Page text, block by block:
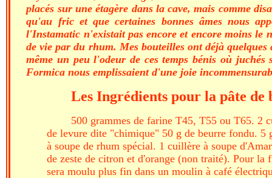
placés sur une étagère dans la cave, mais comme
qu'au fric et que certaines bonnes âmes nous
l'Instamatic n'existait pas encore et encore moins
de vie par du rhum. Mes bouteilles ont déjà
même un peu l'odeur de ces temps bénis où
Formica nous emplissaient d'une joie
Les Ingrédients pour la pâte de
500 grammes de farine T45, T55 ou T65. 2
de levure dite "chimique" 50 g de beurre fondu. 5
à soupe de rhum spécial. 1 cuillère à soupe
de zeste de citron et d'orange (non traité). Pour
sera moulu plus fin dans un moulin à café